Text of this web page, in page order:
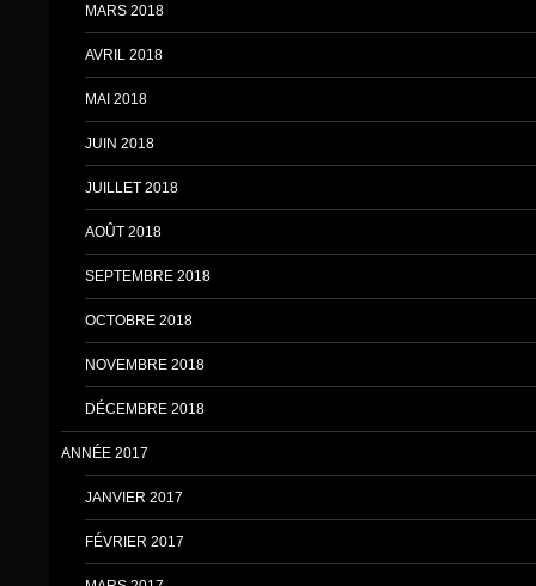
MARS 2018
AVRIL 2018
MAI 2018
JUIN 2018
JUILLET 2018
AOÛT 2018
SEPTEMBRE 2018
OCTOBRE 2018
NOVEMBRE 2018
DÉCEMBRE 2018
ANNÉE 2017
JANVIER 2017
FÉVRIER 2017